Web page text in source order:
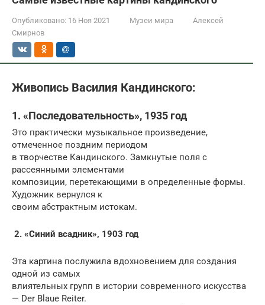
Опубликовано: 16 Ноя 2021 Музеи мира
Алексей
Смирнов
Живопись Василия Кандинского:
1. «Последовательность», 1935 год
Это практически музыкальное произведение,
отмеченное поздним периодом
в творчестве Кандинского. Замкнутые поля с
рассеянными элементами
композиции, перетекающими в определенные формы.
Художник вернулся к
своим абстрактным истокам.
2. «Синий всадник», 1903 год
Эта картина послужила вдохновением для создания
одной из самых
влиятельных групп в истории современного искусства
— Der Blaue Reiter.